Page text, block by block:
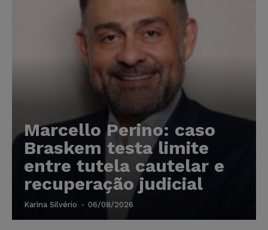
Marcello Perino: caso
Braskem testa limite
entre tutela cautelar e
recuperação judicial
Karina Silvério - 06/08/2026